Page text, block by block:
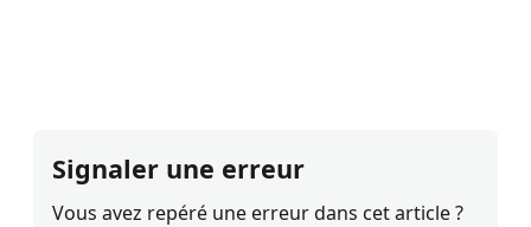
Signaler une erreur
Vous avez repéré une erreur dans cet article ?